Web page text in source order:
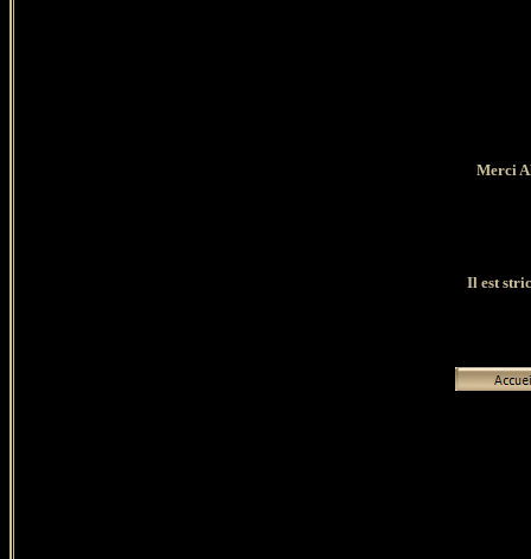
Merci
Il est